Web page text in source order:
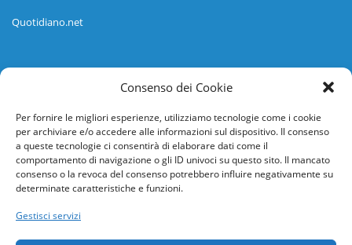
Consenso dei Cookie
Per fornire le migliori esperienze, utilizziamo tecnologie come i cookie
per archiviare e/o accedere alle informazioni sul dispositivo. Il consenso
a queste tecnologie ci consentirà di elaborare dati come il
comportamento di navigazione o gli ID univoci su questo sito. Il mancato
consenso o la revoca del consenso potrebbero influire negativamente su
determinate caratteristiche e funzioni.
Gestisci servizi
Quotidiano.net
Informazioni
Help desk
Guida rapida